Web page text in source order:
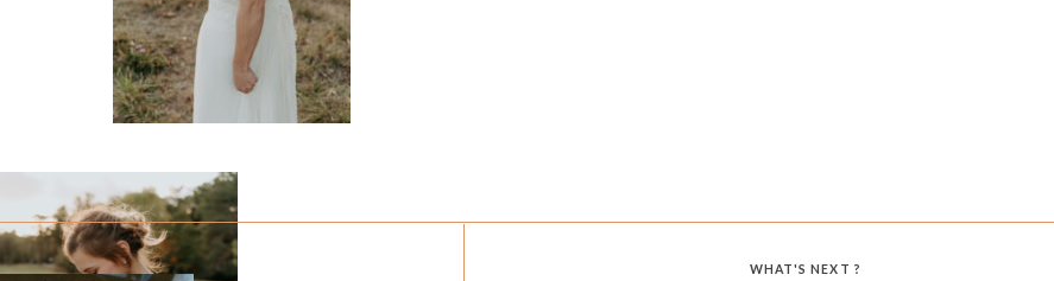
WHAT'S NEXT ?